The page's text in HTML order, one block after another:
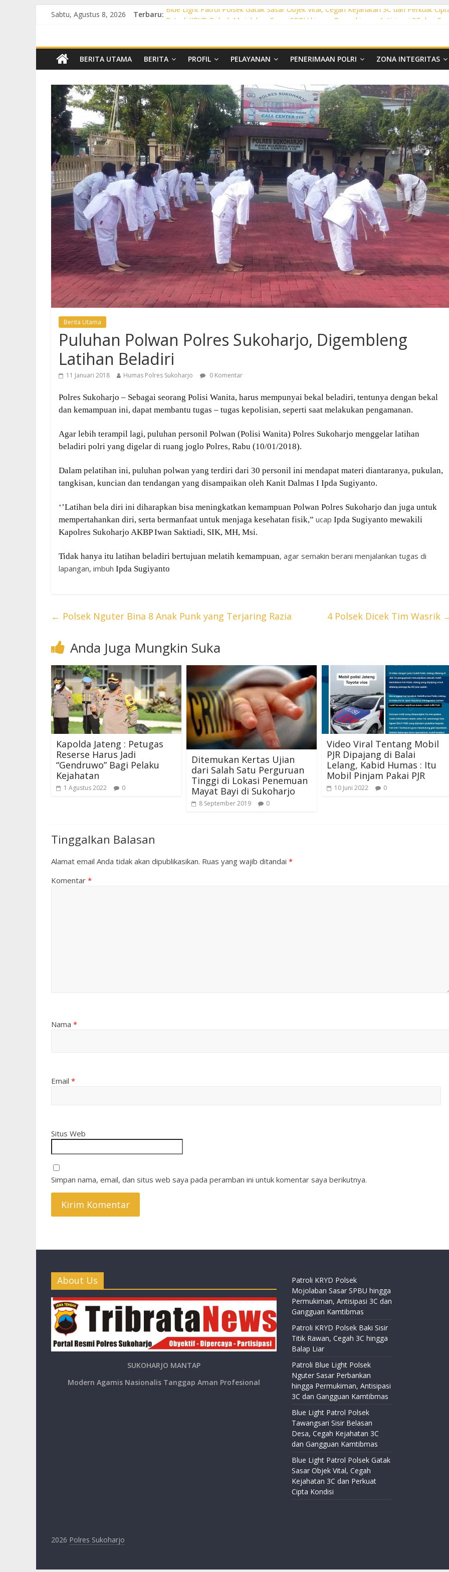
Sabtu, Agustus 8, 2026 Terbaru: Blue Light Patrol Polsek Gatak Sasar Objek Vital, Cegah Kejahatan 3C dan Perkuat
Patroli Blue Light Polsek Nguter Sasar Perbankan hingga Permukiman, Antisipasi 3C
Blue Light Patrol Polsek Tawangsari Sisir Belasan Desa, Cegah Kejahatan 3C dan
BERITA UTAMA BERITA PROFIL PELAYANAN PENERIMAAN POLRI ZONA INTEGRITAS
Berita Utama
Puluhan Polwan Polres Sukoharjo, Digembleng
Latihan Beladiri
11 Januari 2018 Humas Polres Sukoharjo 0 Komentar
Polres Sukoharjo – Sebagai seorang Polisi Wanita, harus mempunyai bekal beladiri, tentunya dengan bekal
dan kemampuan ini, dapat membantu tugas – tugas kepolisian, seperti saat melakukan pengamanan.
Agar lebih terampil lagi, puluhan personil Polwan (Polisi Wanita) Polres Sukoharjo menggelar latihan
beladiri polri yang digelar di ruang joglo Polres, Rabu (10/01/2018).
Dalam pelatihan ini, puluhan polwan yang terdiri dari 30 personil ini mendapat materi diantaranya, pukulan,
tangkisan, kuncian dan tendangan yang disampaikan oleh Kanit Dalmas I Ipda Sugiyanto.
‘’Latihan bela diri ini diharapkan bisa meningkatkan kemampuan Polwan Polres Sukoharjo dan juga untuk
mempertahankan diri, serta bermanfaat untuk menjaga kesehatan fisik,” ucap Ipda Sugiyanto mewakili
Kapolres Sukoharjo AKBP Iwan Saktiadi, SIK, MH, Msi.
Tidak hanya itu latihan beladiri bertujuan melatih kemampuan, agar semakin berani menjalankan tugas di
lapangan, imbuh Ipda Sugiyanto
← Polsek Nguter Bina 8 Anak Punk yang Terjaring Razia 4 Polsek Dicek Tim Wasrik
Anda Juga Mungkin Suka
Kapolda Jateng : Petugas
Reserse Harus Jadi
“Gendruwo” Bagi Pelaku
Kejahatan
1 Agustus 2022 0
Ditemukan Kertas Ujian
dari Salah Satu Perguruan
Tinggi di Lokasi Penemuan
Mayat Bayi di Sukoharjo
8 September 2019 0
Video Viral Tentang Mobil
PJR Dipajang di Balai
Lelang, Kabid Humas : Itu
Mobil Pinjam Pakai PJR
10 Juni 2022 0
Tinggalkan Balasan
Alamat email Anda tidak akan dipublikasikan. Ruas yang wajib ditandai *
Komentar *
Nama *
Email *
Situs Web
Simpan nama, email, dan situs web saya pada peramban ini untuk komentar saya berikutnya.
About Us
SUKOHARJO MANTAP
Modern Agamis Nasionalis Tanggap Aman Profesional
Patroli KRYD Polsek
Mojolaban Sasar SPBU hingga
Permukiman, Antisipasi 3C dan
Gangguan Kamtibmas
Patroli KRYD Polsek Baki Sisir
Titik Rawan, Cegah 3C hingga
Balap Liar
Patroli Blue Light Polsek
Nguter Sasar Perbankan
hingga Permukiman, Antisipasi
3C dan Gangguan Kamtibmas
Blue Light Patrol Polsek
Tawangsari Sisir Belasan
Desa, Cegah Kejahatan 3C
dan Gangguan Kamtibmas
Blue Light Patrol Polsek Gatak
Sasar Objek Vital, Cegah
Kejahatan 3C dan Perkuat
Cipta Kondisi
2026 Polres Sukoharjo